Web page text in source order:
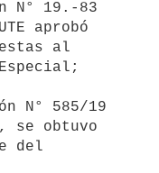
aprobó
al
se obtuvo
del